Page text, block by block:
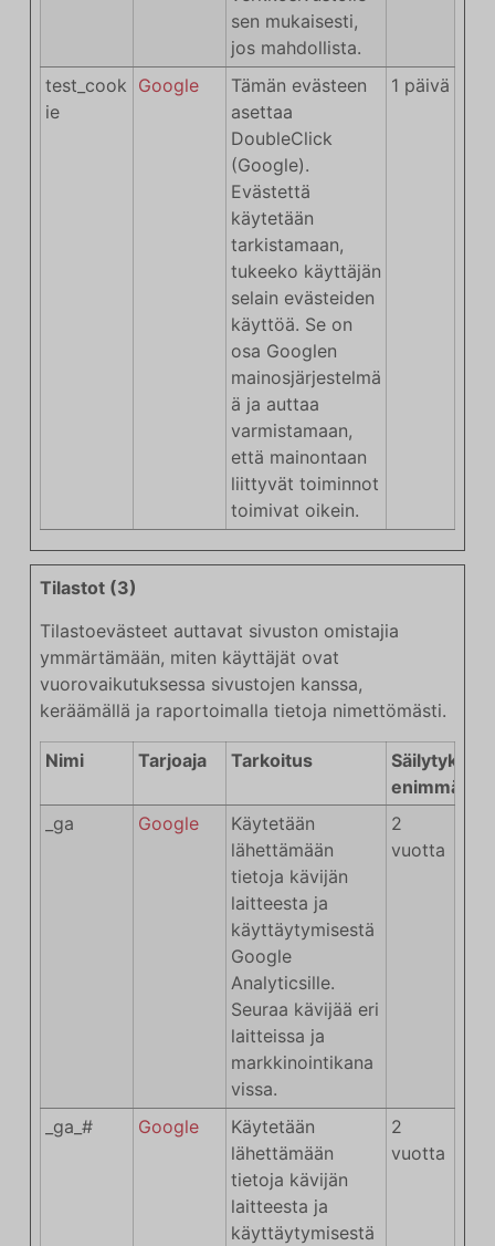
sen mukaisesti,
jos mahdollista.
test_cook
ie
Google
Tämän evästeen
asettaa
DoubleClick
(Google).
Evästettä
käytetään
tarkistamaan,
tukeeko käyttäjän
selain evästeiden
käyttöä. Se on
osa Googlen
mainosjärjestelmä
ä ja auttaa
varmistamaan,
että mainontaan
liittyvät toiminnot
toimivat oikein.
1 päivä
Tilastot (3)
Tilastoevästeet auttavat sivuston omistajia
ymmärtämään, miten käyttäjät ovat
vuorovaikutuksessa sivustojen kanssa,
keräämällä ja raportoimalla tietoja nimettömästi.
Nimi Tarjoaja Tarkoitus
Säilytyksen
_ga
Google
Käytetään
lähettämään
tietoja kävijän
laitteesta ja
käyttäytymisestä
Google
Analyticsille.
Seuraa kävijää eri
laitteissa ja
markkinointikana
vissa.
2
vuotta
_ga_# Google
Käytetään
lähettämään
tietoja kävijän
laitteesta ja
käyttäytymisestä
2
vuotta